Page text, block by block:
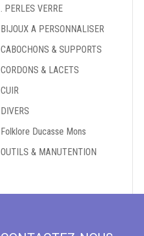
. PERLES VERRE
BIJOUX A PERSONNALISER
CABOCHONS & SUPPORTS
CORDONS & LACETS
CUIR
DIVERS
Folklore Ducasse Mons
OUTILS & MANUTENTION